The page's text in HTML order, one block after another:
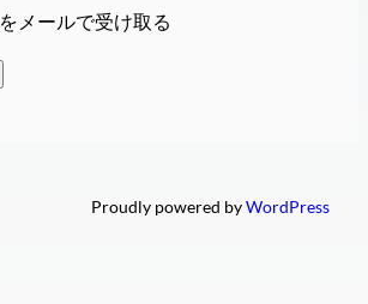
メールで受け取る
Proudly powered byWordPress